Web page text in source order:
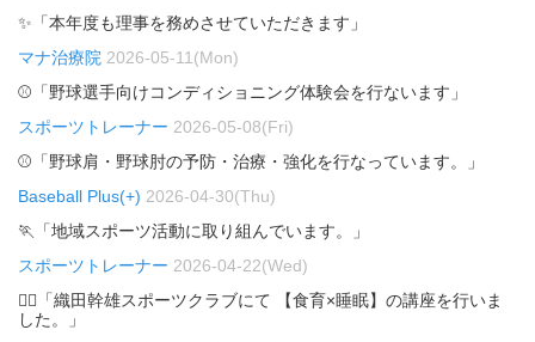
✨「本年度も理事を務めさせていただきます」
マナ治療院 2026-05-11(Mon)
⚾「野球選手向けコンディショニング体験会を行ないます」
スポーツトレーナー 2026-05-08(Fri)
⚾「野球肩・野球肘の予防・治療・強化を行なっています。」
Baseball Plus(+) 2026-04-30(Thu)
🏃「地域スポーツ活動に取り組んでいます。」
スポーツトレーナー 2026-04-22(Wed)
🏃‍♂️「織田幹雄スポーツクラブにて 【食育×睡眠】の講座を行いま
した。」